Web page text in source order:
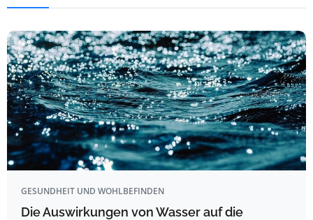
GESUNDHEIT UND WOHLBEFINDEN
Die Auswirkungen von Wasser auf die